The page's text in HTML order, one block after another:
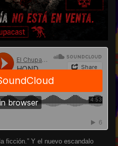
ficción.” Y el nuevo escandalo